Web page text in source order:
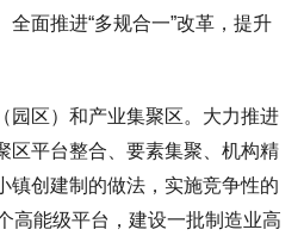
全面推进“多规合一”改革，提升
园区）和产业集聚区。大力推进
区平台整合、要素集聚、机构精
镇创建制的做法，实施竞争性的
高能级平台，建设一批制造业高